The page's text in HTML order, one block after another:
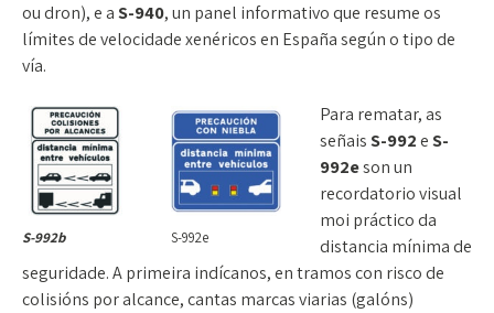
ou dron), e aS-940, un panel informativo que resume os
límites de velocidade xenéricos en España según o tipo de
vía.
S-992b S-992e
Para rematar, as
señaisS-992eS-
992eson un
recordatorio visual
moi práctico da
distancia mínima de
seguridade. A primeira indícanos, en tramos con risco de
colisións por alcance, cantas marcas viarias (galóns)